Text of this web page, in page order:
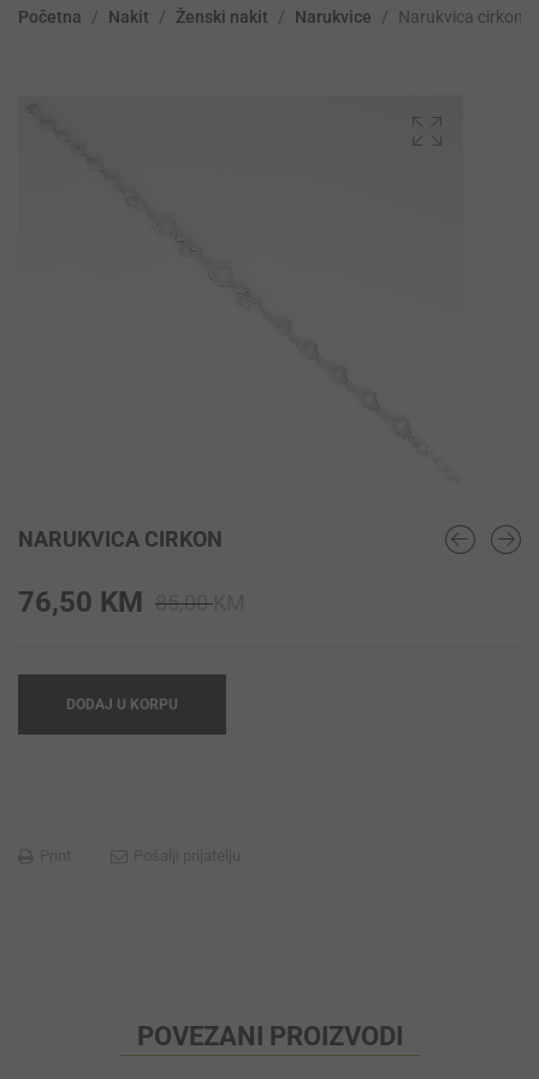
Početna / Nakit / Ženski nakit / Narukvice / Narukvica cirkon
NARUKVICA CIRKON
85,00
76,50 KM
DODAJ U KORPU
POVEZANI PROIZVODI